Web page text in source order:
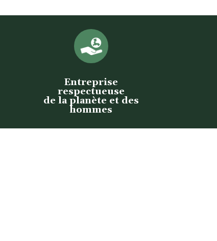
Entreprise
respectueuse
de la planète et des
hommes